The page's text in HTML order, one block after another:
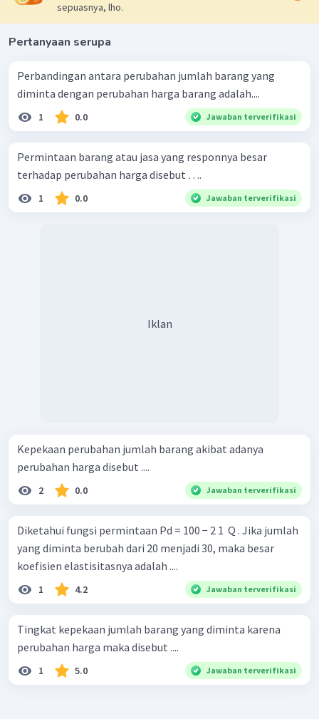
sepuasnya, lho.
Pertanyaan serupa
Perbandingan antara perubahan jumlah barang yang
diminta dengan perubahan harga barang adalah....
1 0.0 Jawaban terverifikasi
Permintaan barang atau jasa yang responnya besar
terhadap perubahan harga disebut ….
1 0.0 Jawaban terverifikasi
Iklan
Kepekaan perubahan jumlah barang akibat adanya
perubahan harga disebut ....
2 0.0 Jawaban terverifikasi
Diketahui fungsi permintaan Pd = 100 − 2 1 ​ Q . Jika jumlah
yang diminta berubah dari 20 menjadi 30, maka besar
koefisien elastisitasnya adalah ....
1 4.2 Jawaban terverifikasi
Tingkat kepekaan jumlah barang yang diminta karena
perubahan harga maka disebut ....
1 5.0 Jawaban terverifikasi